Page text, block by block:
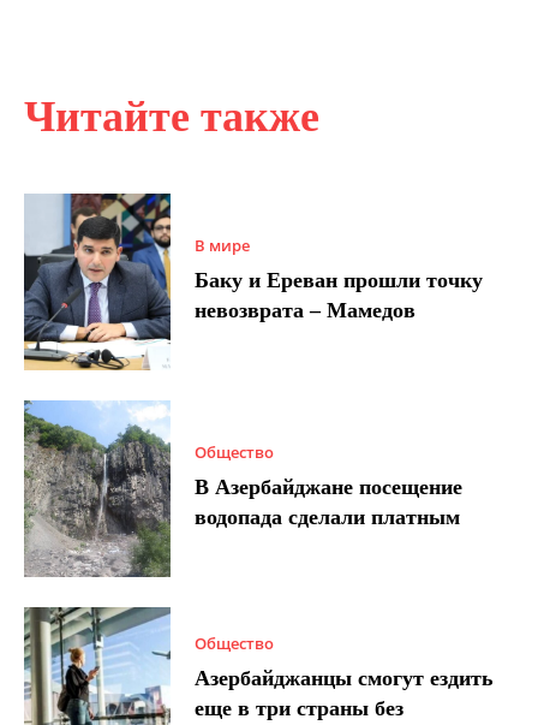
Читайте также
В мире
Баку и Ереван прошли точку
невозврата – Мамедов
Общество
В Азербайджане посещение
водопада сделали платным
Общество
Азербайджанцы смогут ездить
еще в три страны без